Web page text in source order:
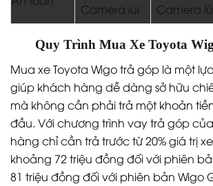
Camera lùi Camera
Quy Trình Mua Xe Toyota
Mua xe Toyota Wigo trả góp là một
giúp khách hàng dễ dàng sở hữu
mà không cần phải trả một khoản
đầu. Với chương trình vay trả góp
hàng chỉ cần trả trước từ 20% giá trị
khoảng 72 triệu đồng đối với phiên
81 triệu đồng đối với phiên bản Wigo